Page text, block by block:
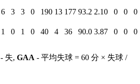
6 3 3 0 190 13 177 93.2 2.10 0 0
0
1 0 1 0 40 4 36 90.0 3.87 0 0
0
- 失, GAA - 平均失球 = 60 分 × 失球 /